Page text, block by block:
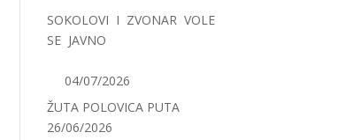
SOKOLOVI I ZVONAR VOLE
SE JAVNO
04/07/2026
ŽUTA POLOVICA PUTA
26/06/2026